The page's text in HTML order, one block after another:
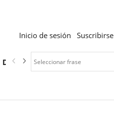
Inicio de sesión Suscribirse
Descargas